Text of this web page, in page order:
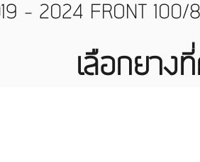
- 2024 FRONT
เลือกยาง